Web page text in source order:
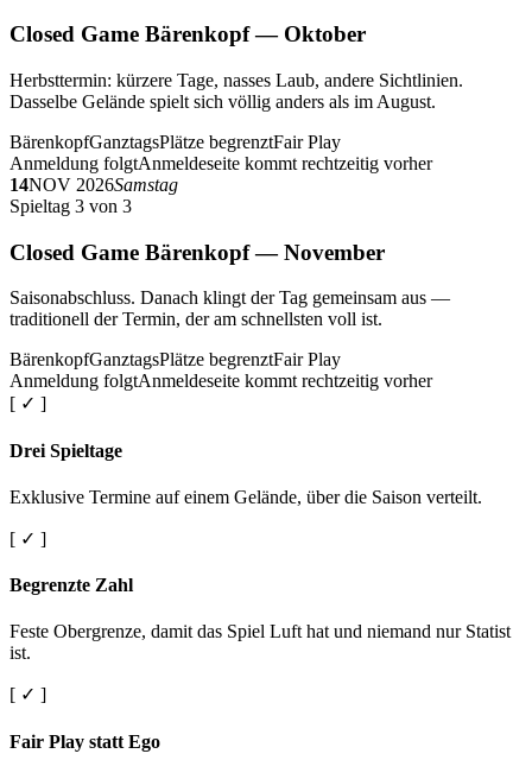
Closed Game Bärenkopf — Oktober
Herbsttermin: kürzere Tage, nasses Laub, andere Sichtlinien.
Dasselbe Gelände spielt sich völlig anders als im August.
BärenkopfGanztagsPlätze begrenztFair Play
Anmeldung folgtAnmeldeseite kommt rechtzeitig vorher
14NOV 2026Samstag
Spieltag 3 von 3
Closed Game Bärenkopf — November
Saisonabschluss. Danach klingt der Tag gemeinsam aus —
traditionell der Termin, der am schnellsten voll ist.
BärenkopfGanztagsPlätze begrenztFair Play
Anmeldung folgtAnmeldeseite kommt rechtzeitig vorher
[ ✓ ]
Drei Spieltage
Exklusive Termine auf einem Gelände, über die Saison verteilt.
[ ✓ ]
Begrenzte Zahl
Feste Obergrenze, damit das Spiel Luft hat und niemand nur Statist
ist.
[ ✓ ]
Fair Play statt Ego